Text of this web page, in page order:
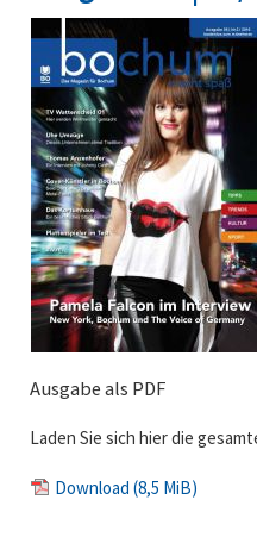
Ausgabe als PDF
Laden Sie sich hier die
Download (8,5 MiB)